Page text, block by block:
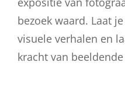
bezoek waard. Laat
visuele verhalen en
kracht van